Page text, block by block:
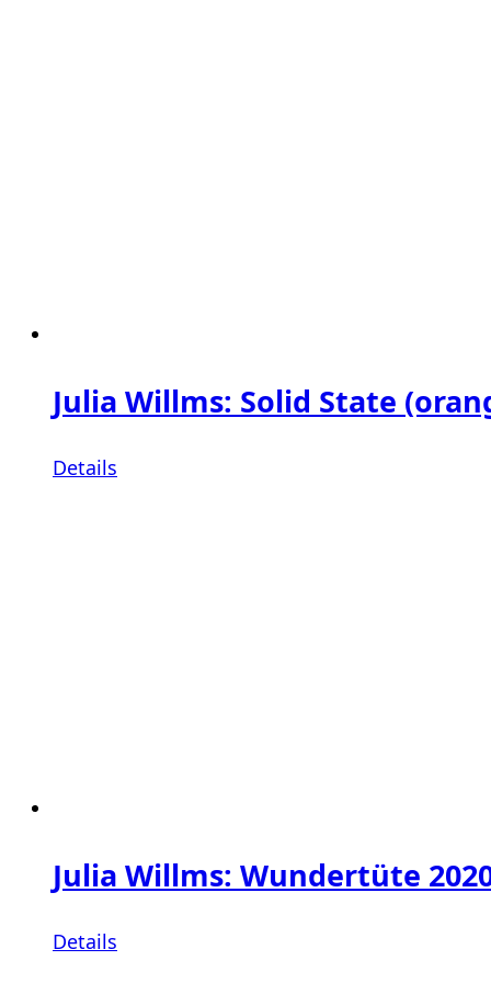
Julia Willms: Solid State
Details
Julia Willms: Wundertüte
Details